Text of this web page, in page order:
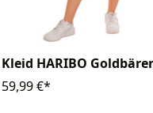
Kleid HARIBO
59,99 €*